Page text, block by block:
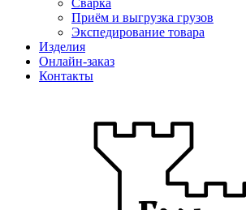
Сварка
Приём и выгрузка грузов
Экспедирование товара
Изделия
Онлайн-заказ
Контакты